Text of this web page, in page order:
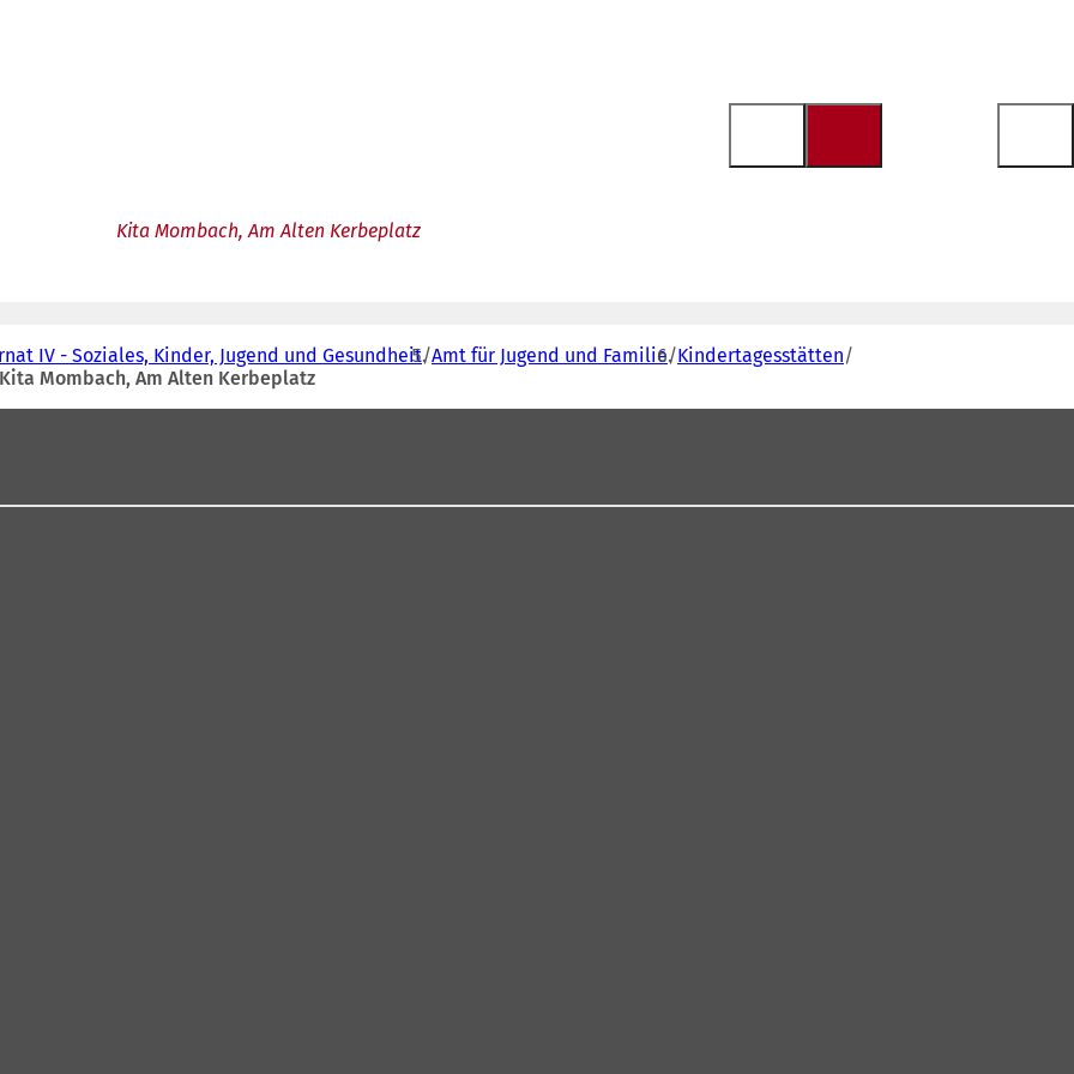
Kita Mombach, Am Alten Kerbeplatz
IV - Soziales, Kinder, Jugend und Gesundheit Amt für Jugend und Familie Kindertagesstätten
Kita Mombach, Am Alten Kerbeplatz